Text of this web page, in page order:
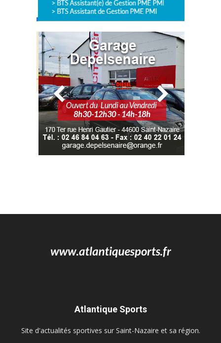
Atlantique Sports
Site d'actualités sportives sur Saint-Nazaire et sa région.